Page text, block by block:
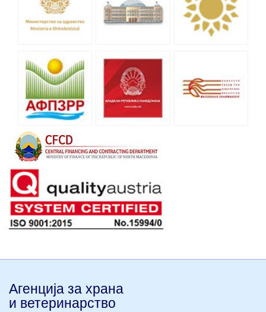
Агенција за храна
и ветеринарство